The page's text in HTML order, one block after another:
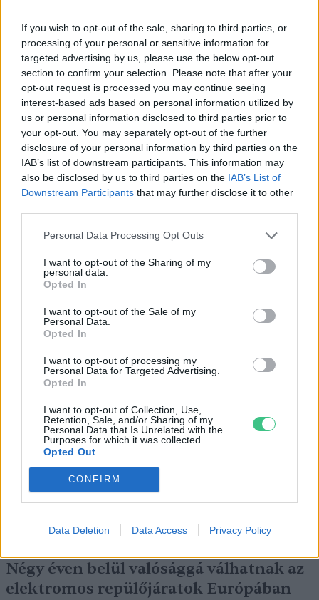
If you wish to opt-out of the sale, sharing to third parties, or
processing of your personal or sensitive information for
targeted advertising by us, please use the below opt-out
section to confirm your selection. Please note that after your
opt-out request is processed you may continue seeing
interest-based ads based on personal information utilized by
us or personal information disclosed to third parties prior to
your opt-out. You may separately opt-out of the further
disclosure of your personal information by third parties on the
IAB’s list of downstream participants. This information may
also be disclosed by us to third parties on the IAB’s List of
Downstream Participants that may further disclose it to other
Personal Data Processing Opt Outs
I want to opt-out of the Sharing of my
personal data.
Opted In
I want to opt-out of the Sale of my
Personal Data.
Opted In
I want to opt-out of processing my
Personal Data for Targeted Advertising.
Opted In
I want to opt-out of Collection, Use,
Retention, Sale, and/or Sharing of my
Personal Data that Is Unrelated with the
Purposes for which it was collected.
Opted Out
CONFIRM
Data Deletion Data Access Privacy Policy
A vitorlavirág ideális szobanövény, hiszen kiválóan tűri a meleget
és a fényszegény környezetet.
Születésnapi programokkal várja a
hétvégén a közönséget a 160 éves
Fővárosi Állatkert
ÉLŐ BOLYGÓNK
Szedd magad őszibarack: itt vannak
a legjobb lelőhelyek!
SZEMLE
Négy éven belül valósággá válhatnak az
elektromos repülőjáratok Európában